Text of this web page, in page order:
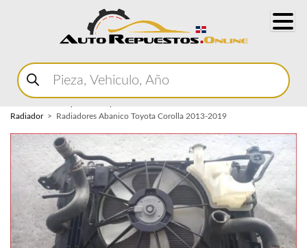
Buscar
productos
Radiador
Radiadores Abanico Toyota Corolla 2013-2019